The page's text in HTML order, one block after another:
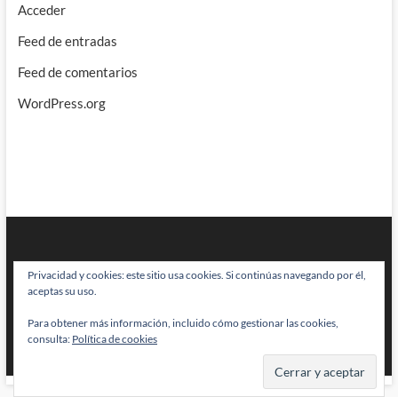
Acceder
Feed de entradas
Feed de comentarios
WordPress.org
BRAINSTOMPING| Diseñado por:Theme Freesia|WordPress| © Todos
los derechos reservados
Privacidad y cookies: este sitio usa cookies. Si continúas navegando por él,
aceptas su uso.
Para obtener más información, incluido cómo gestionar las cookies,
consulta: Política de cookies